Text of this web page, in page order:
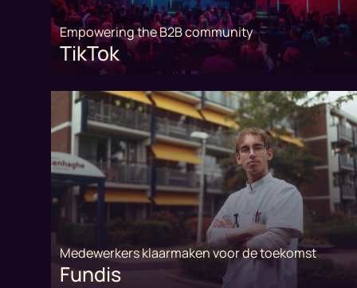
Empowering the B2B community
TikTok
Medewerkers klaarmaken voor de toekomst
Fundis